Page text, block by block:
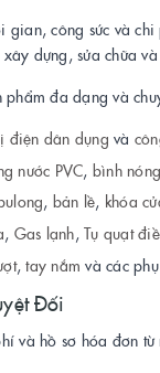
gian, công sức và
dựng, sửa chữa
đa dạng và
điện dân dụng và
nước PVC, bình
, bản lề, khóa
, Gas lạnh, Tụ quạt
,tay nắm và các
Đối
và hồ sơ hóa đơn